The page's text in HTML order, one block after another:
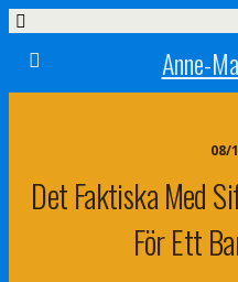
Anne-
08/
Det Faktiska Med
För Ett